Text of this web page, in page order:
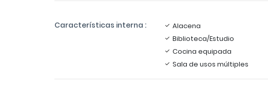
Características interna : Alacena
Biblioteca/Estudio
Cocina equipada
Sala de usos múltiples